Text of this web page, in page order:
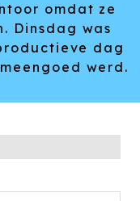
omdat ze
Dinsdag was
dag
werd.